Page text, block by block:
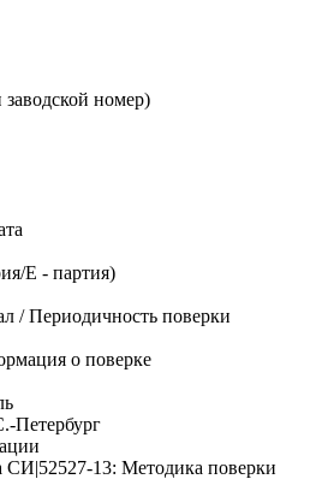
номер)
E - партия)
/ Периодичность поверки
о поверке
Петербург
СИ|52527-13: Методика поверки